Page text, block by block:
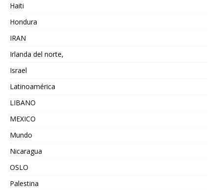
Haiti
Hondura
IRAN
Irlanda del norte,
Israel
Latinoamérica
LIBANO
MEXICO
Mundo
Nicaragua
OSLO
Palestina